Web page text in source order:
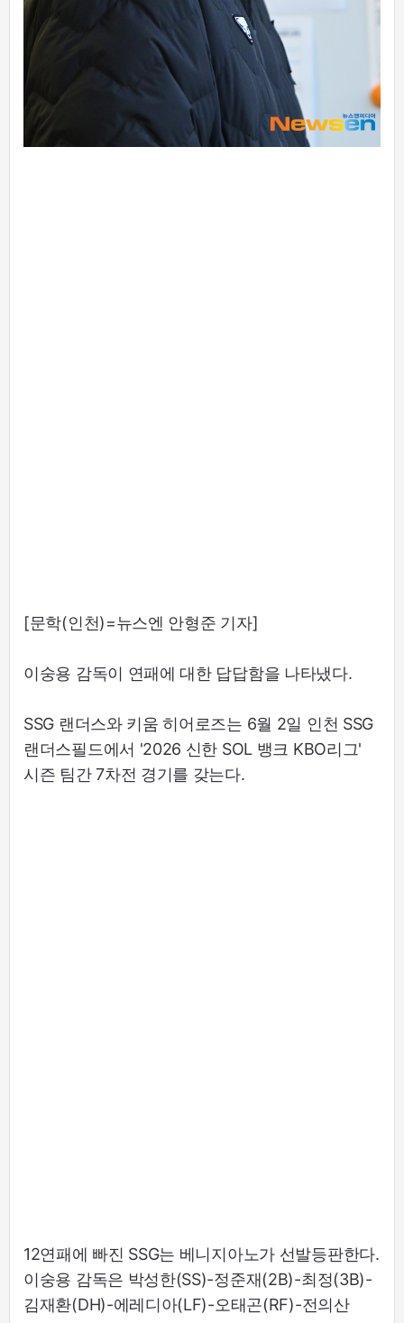
[문학(인천)=뉴스엔 안형준 기자]
이숭용 감독이 연패에 대한 답답함을 나타냈다.
SSG 랜더스와 키움 히어로즈는 6월 2일 인천 SSG
랜더스필드에서 '2026 신한 SOL 뱅크 KBO리그'
시즌 팀간 7차전 경기를 갖는다.
12연패에 빠진 SSG는 베니지아노가 선발등판한다.
이숭용 감독은 박성한(SS)-정준재(2B)-최정(3B)-
김재환(DH)-에레디아(LF)-오태곤(RF)-전의산